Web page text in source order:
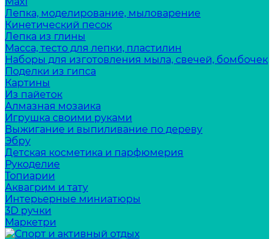
Лепка, моделирование, мыловарение
Кинетический песок
Лепка из глины
Масса, тесто для лепки, пластилин
Наборы для изготовления мыла, свечей, бомбочек
Поделки из гипса
Картины
Из пайеток
Алмазная мозаика
Игрушка своими руками
Выжигание и выпиливание по дереву
Эбру
Детская косметика и парфюмерия
Рукоделие
Топиарии
Аквагрим и тату
Интерьерные миниатюры
3D ручки
Маркетри